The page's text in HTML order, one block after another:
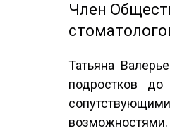
Член
Татьяна
подростков